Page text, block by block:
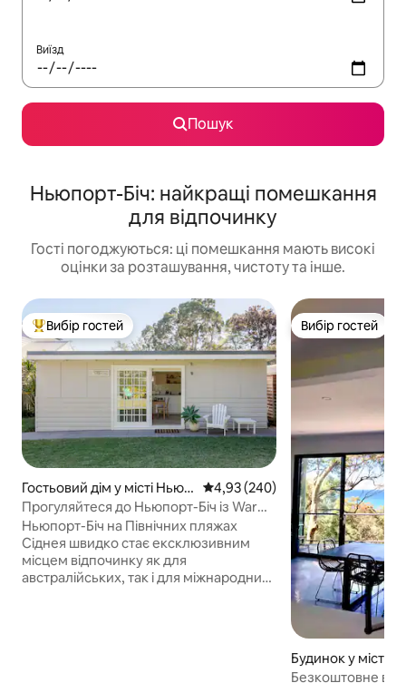
Виїзд
Пошук
Ньюпорт-Біч: найкращі помешкання
для відпочинку
Гості погоджуються: ці помешкання мають високі
оцінки за розташування, чистоту та інше.
Топ вибір гостей
Вибір гостей
Гостьовий дім у місті Ньюп
орт
Середня оцінка: 4,93 з 5,
4,93 (240)
Прогуляйтеся до Ньюпорт-Біч із Warm
Studio
Ньюпорт-Біч на Північних пляжах
Сіднея швидко стає ексклюзивним
місцем відпочинку як для
австралійських, так і для міжнародних
Вибір гостей
Вибір гостей
Будинок у місті
Безкоштовне